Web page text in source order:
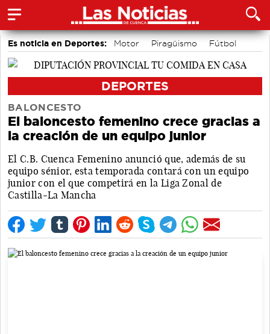
Es noticia en Deportes: Motor Piragüismo
Fútbol
Bádminton
Bolos conquenses
DEPORTES
BALONCESTO
El baloncesto femenino crece gracias a
la creación de un equipo junior
El C.B. Cuenca Femenino anunció que, además de su
equipo sénior, esta temporada contará con un equipo
junior con el que competirá en la Liga Zonal de
Castilla-La Mancha